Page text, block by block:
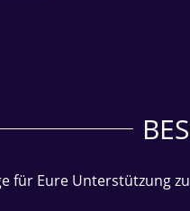
für Eure Unterstützung